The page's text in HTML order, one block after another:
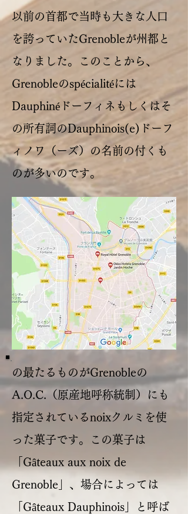
以前の首都で当時も大きな人口
を誇っていたGrenobleが州都と
なりました。このことから、
Grenobleのspécialitéには
Dauphinéドーフィネもしくはそ
の所有詞のDauphinois(e)ドーフ
ィノワ（ーズ）の名前の付くも
のが多いのです。
の最たるものがGrenobleの
A.O.C.（原産地呼称統制）にも
指定されているnoixクルミを使
った菓子です。この菓子は
「Gâteaux aux noix de
Grenoble」、場合によっては
「Gâteaux Dauphinois」と呼ば